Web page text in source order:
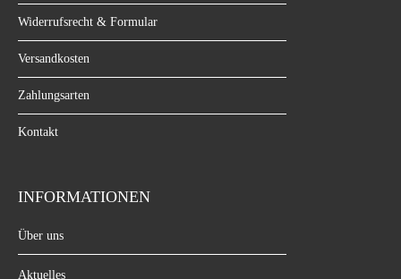
Widerrufsrecht & Formular
Versandkosten
Zahlungsarten
Kontakt
INFORMATIONEN
Über uns
Aktuelles